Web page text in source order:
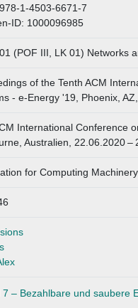
1-4503-6671-7
ID: 1000096985
(POF III, LK 01) Networks
of the Tenth ACM
- e-Energy '19, Phoenix,
International Conference
Australien, 22.06.2020 –
for Computing